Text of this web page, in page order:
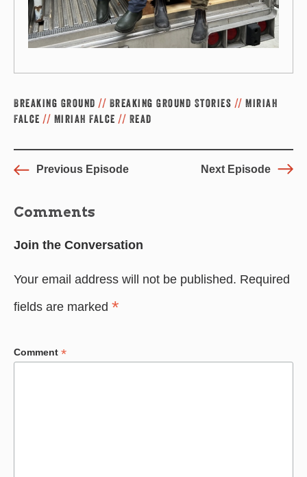
Breaking Ground // Breaking Ground Stories // Miriah
Falce // Miriah Falce // Read
Previous Episode Next Episode
Comments
Join the Conversation
Your email address will not be published. Required
fields are marked *
Comment *